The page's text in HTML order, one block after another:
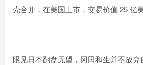
壳合并，在美国上市，交易价值 25 亿美
眼见日本翻盘无望，冈田和生并不放